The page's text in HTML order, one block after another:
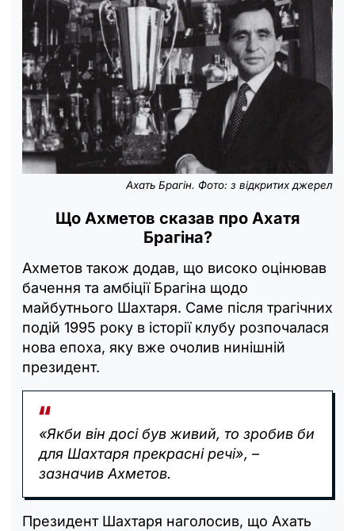
Ахать Брагін. Фото: з відкритих джерел
Що Ахметов сказав про Ахатя
Брагіна?
Ахметов також додав, що високо оцінював
бачення та амбіції Брагіна щодо
майбутнього Шахтаря. Саме після трагічних
подій 1995 року в історії клубу розпочалася
нова епоха, яку вже очолив нинішній
президент.
«Якби він досі був живий, то зробив би
для Шахтаря прекрасні речі», –
зазначив Ахметов.
Президент Шахтаря наголосив, що Ахать